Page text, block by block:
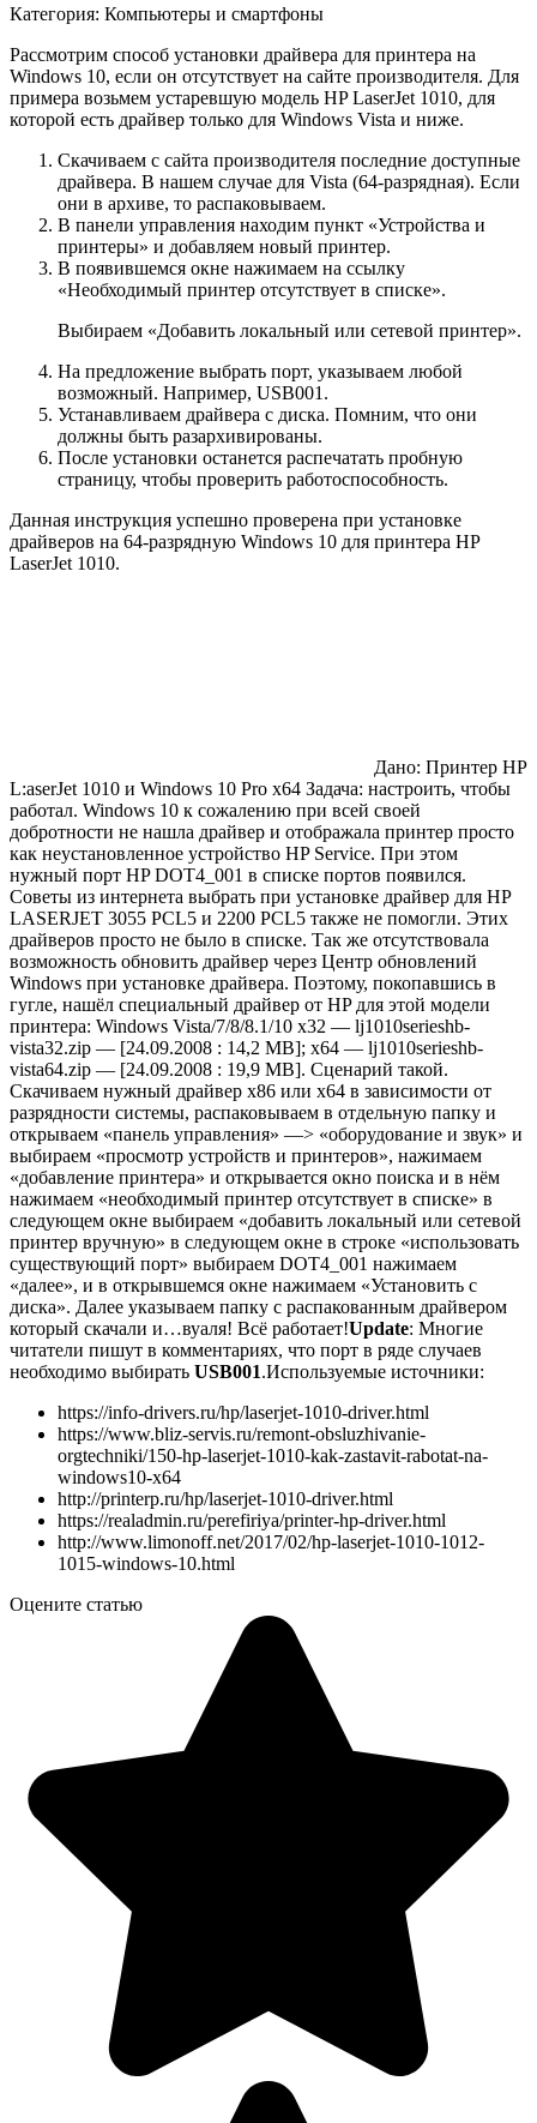
Категория: Компьютеры и смартфоны
Рассмотрим способ установки драйвера для принтера на
Windows 10, если он отсутствует на сайте производителя. Для
примера возьмем устаревшую модель HP LaserJet 1010, для
которой есть драйвер только для Windows Vista и ниже.
Скачиваем с сайта производителя последние доступные
драйвера. В нашем случае для Vista (64-разрядная). Если
они в архиве, то распаковываем.
В панели управления находим пункт «Устройства и
принтеры» и добавляем новый принтер.
В появившемся окне нажимаем на ссылку
«Необходимый принтер отсутствует в списке».
Выбираем «Добавить локальный или сетевой принтер».
На предложение выбрать порт, указываем любой
возможный. Например, USB001.
Устанавливаем драйвера с диска. Помним, что они
должны быть разархивированы.
После установки останется распечатать пробную
страницу, чтобы проверить работоспособность.
Данная инструкция успешно проверена при установке
драйверов на 64-разрядную Windows 10 для принтера HP
LaserJet 1010.
Дано: Принтер HP
L:aserJet 1010 и Windows 10 Pro x64 Задача: настроить, чтобы
работал. Windows 10 к сожалению при всей своей
добротности не нашла драйвер и отображала принтер просто
как неустановленное устройство HP Service. При этом
нужный порт HP DOT4_001 в списке портов появился.
Советы из интернета выбрать при установке драйвер для HP
LASERJET 3055 PCL5 и 2200 PCL5 также не помогли. Этих
драйверов просто не было в списке. Так же отсутствовала
возможность обновить драйвер через Центр обновлений
Windows при установке драйвера. Поэтому, покопавшиcь в
гугле, нашёл специальный драйвер от HP для этой модели
принтера: Windows Vista/7/8/8.1/10 х32 — lj1010serieshb-
vista32.zip — [24.09.2008 : 14,2 MB]; х64 — lj1010serieshb-
vista64.zip — [24.09.2008 : 19,9 MB]. Сценарий такой.
Скачиваем нужный драйвер x86 или x64 в зависимости от
разрядности системы, распаковываем в отдельную папку и
открываем «панель управления» —> «оборудование и звук» и
выбираем «просмотр устройств и принтеров», нажимаем
«добавление принтера» и открывается окно поиска и в нём
нажимаем «необходимый принтер отсутствует в списке» в
следующем окне выбираем «добавить локальный или сетевой
принтер вручную» в следующем окне в строке «использовать
существующий порт» выбираем DOT4_001 нажимаем
«далее», и в открывшемся окне нажимаем «Установить с
диска». Далее указываем папку с распакованным драйвером
который скачали и…вуаля! Всё работает!Update: Многие
читатели пишут в комментариях, что порт в ряде случаев
необходимо выбирать USB001.Используемые источники:
https://info-drivers.ru/hp/laserjet-1010-driver.html
https://www.bliz-servis.ru/remont-obsluzhivanie-
orgtechniki/150-hp-laserjet-1010-kak-zastavit-rabotat-na-
windows10-x64
http://printerp.ru/hp/laserjet-1010-driver.html
https://realadmin.ru/perefiriya/printer-hp-driver.html
http://www.limonoff.net/2017/02/hp-laserjet-1010-1012-
1015-windows-10.html
Оцените статью